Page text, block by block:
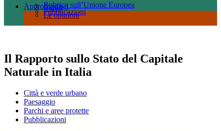
Approfondisci
Le opinioni
Pubblicazioni
Video
Rubrica sull’Unione Europea
Il Rapporto sullo Stato del Capitale
Naturale in Italia
Città e verde urbano
Paesaggio
Parchi e aree protette
Pubblicazioni